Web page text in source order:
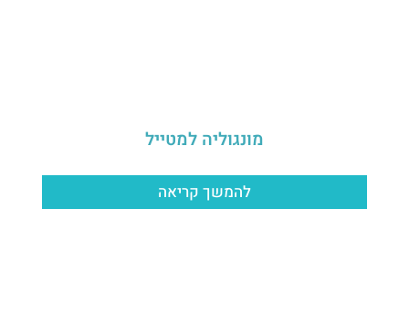
מונגוליה למטייל
להמשך קריאה